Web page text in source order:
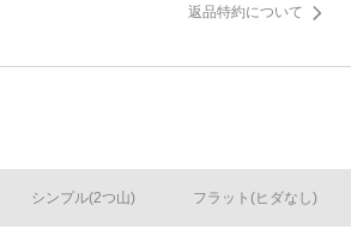
返品特約について
シンプル(2つ山) フラット(ヒダなし)